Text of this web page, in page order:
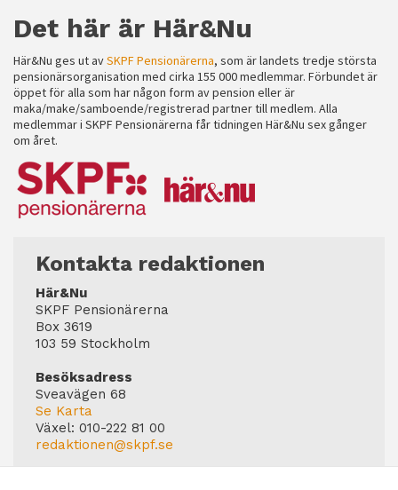
Det här är Här&Nu
Här&Nu ges ut avSKPF Pensionärerna, som är landets tredje största
pensionärsorganisation med cirka 155 000 medlemmar. Förbundet är
öppet för alla som har någon form av pension eller är
maka/make/samboende/registrerad partner till medlem. Alla
medlemmar i SKPF Pensionärerna får tidningen Här&Nu sex gånger
om året.
Kontakta redaktionen
Här&Nu
SKPF Pensionärerna
Box 3619
103 59 Stockholm
Besöksadress
Sveavägen 68
Se Karta
Växel: 010-222 81 00
redaktionen@skpf.se